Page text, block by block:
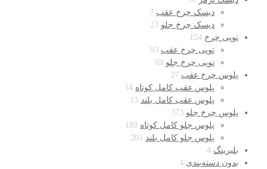
دیسک چرخ عقب 7
دیسک چرخ جلو 23
توپی چرخ 154
توپی چرخ عقب 93
توپی چرخ جلو 69
پلوس چرخ عقب 27
پلوس عقب کامل کوتاه 14
پلوس عقب کامل بلند 13
پلوس چرخ جلو 373
پلوس جلو کامل کوتاه 188
پلوس جلو کامل بلند 201
بلبرینگ 4
بدون دسته‌بندی 4